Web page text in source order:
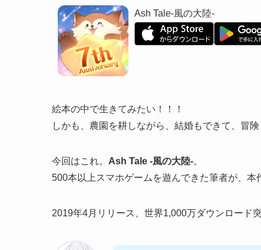
Ash Tale-風の大陸-
絵本の中で生きてみたい！！！
しかも、農園を耕しながら、結婚もできて、冒険
今回はこれ。 Ash Tale -風の大陸-。
500本以上スマホゲームを遊んできた筆者が、本
2019年4月リリース、世界1,000万ダウンロード